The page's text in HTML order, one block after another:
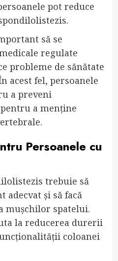
pot reduce
să se
regulate
probleme de sănătate
acest fel, persoanele
a preveni
a menține
Persoanele cu
trebuie să
adecvat și să facă
mușchilor spatelui.
la reducerea durerii
coloanei